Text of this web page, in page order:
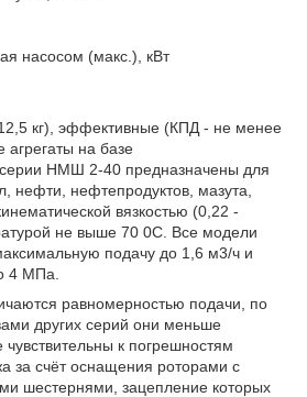
насосом (макс.), кВт
кг), эффективные (КПД - не менее
агрегаты на базе
НМШ 2-40 предназначены для
нефти, нефтепродуктов, мазута,
вязкостью (0,22 -
не выше 70 0С. Все модели
подачу до 1,6 м3/ч и
4 МПа.
равномерностью подачи, по
других серий они меньше
к погрешностям
за счёт оснащения роторами с
шестернями, зацепление которых